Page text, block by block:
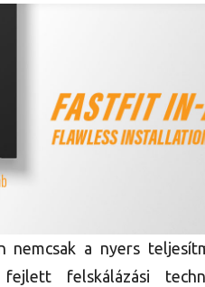
a nyers
felskálázási